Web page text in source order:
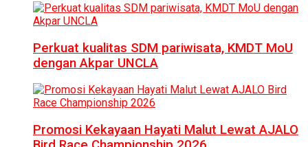
Perkuat kualitas SDM pariwisata, KMDT MoU
dengan Akpar UNCLA
Promosi Kekayaan Hayati Malut Lewat AJALO